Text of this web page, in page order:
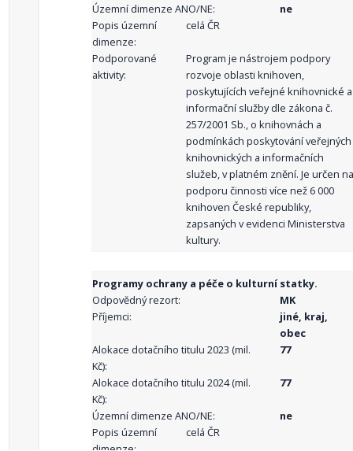
Územní dimenze ANO/NE:
ne
Popis územní
dimenze:
celá ČR
Podporované
aktivity:
Program je nástrojem podpory
rozvoje oblasti knihoven,
poskytujících veřejné knihovnické a
informační služby dle zákona č.
257/2001 Sb., o knihovnách a
podmínkách poskytování veřejných
knihovnických a informačních
služeb, v platném znění. Je určen na
podporu činnosti více než 6 000
knihoven České republiky,
zapsaných v evidenci Ministerstva
kultury.
Programy ochrany a péče o kulturní statky.
Odpovědný rezort:
MK
Příjemci:
jiné, kraj,
obec
Alokace dotačního titulu 2023 (mil.
Kč):
77
Alokace dotačního titulu 2024 (mil.
Kč):
77
Územní dimenze ANO/NE:
ne
Popis územní
celá ČR